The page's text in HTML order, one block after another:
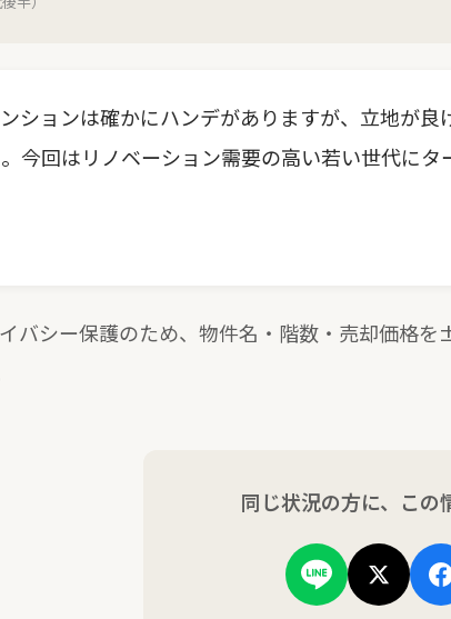
ションは確かにハンデがありますが、立地が
今回はリノベーション需要の高い若い世代に
バシー保護のため、物件名・階数・売却価格
同じ状況の方に、この